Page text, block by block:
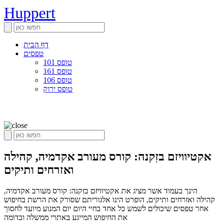
Huppert
דף הבית
טפסים
טופס 101
טופס 161
טופס 106
טופס ירוק
אקטיוויזם בזִקנה: קורס מעורב אקדמיה, קהילה
ואזרחים ותיקים
הינך בעמוד אשר מציג את אקטיוויזם בזִקנה: קורס מעורב אקדמיה,
קהילה ואזרחים ותיקים, הופרט הינו אלגוריתם שסורק את הרשת בחיפוש
אחר טפסים שיכולים לשמש כל אחד בחיי היום יום המנוע מיועד לחסוך
את החיפוש המייגע באתרי ממשלה וכדומה